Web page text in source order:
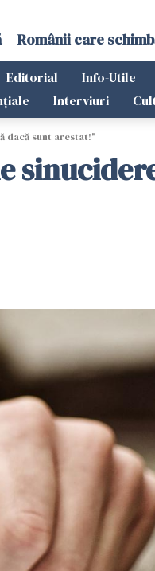
Românii care
Editorial Info-Utile
Interviuri
dacă sunt arestat!"